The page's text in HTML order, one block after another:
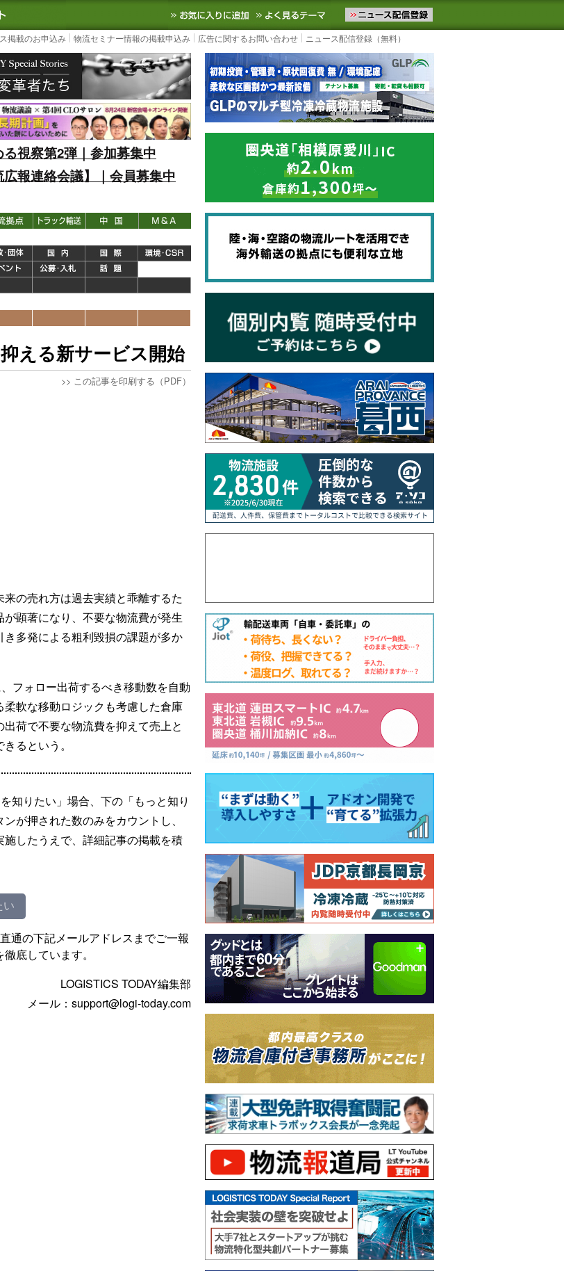
大の物流ニュースサイト3PL, SCMなど国内外の最新の物流ニュースをお届けします。物流ニュースメール配信を登録す
お気に入りに追加 よく見るテーマ
掲載のお申込み 物流セミナー情報の掲載申込み 広告に関するお問い合わせ ニュース配信登録（無料）
視察第2弾｜参加募集中
報連絡会議】｜会員募集中
える新サービス開始
>> この記事を印刷する（PDF）
の売れ方は過去実績と乖離するた
顕著になり、不要な物流費が発生
多発による粗利毀損の課題が多か
フォロー出荷するべき移動数を自動
軟な移動ロジックも考慮した倉庫
荷で不要な物流費を抑えて売上と
るという。
知りたい」場合、下の「もっと知り
が押された数のみをカウントし、
したうえで、詳細記事の掲載を積
い
通の下記メールアドレスまでご一報
底しています。
LOGISTICS TODAY編集部
メール：support@logi-today.com